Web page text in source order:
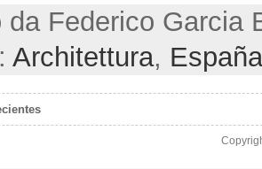
da Federico Garcia
Architettura, España